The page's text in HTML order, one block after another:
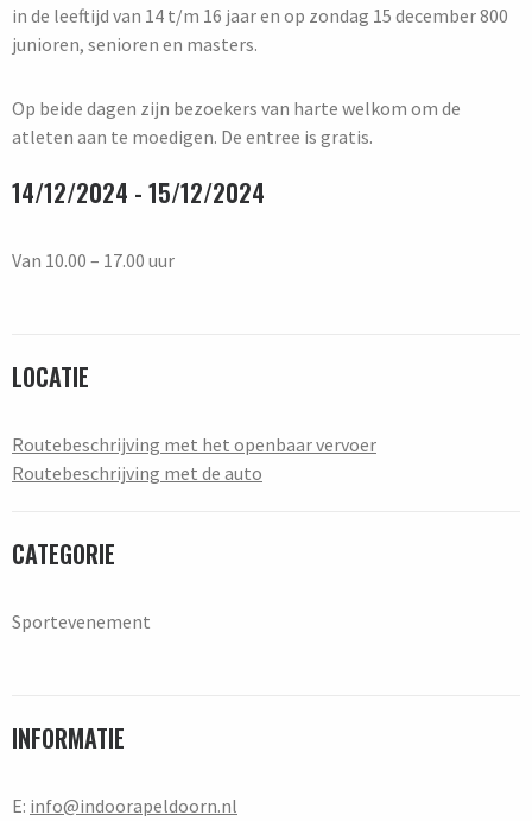
in de leeftijd van 14 t/m 16 jaar en op zondag 15 december 800
junioren, senioren en masters.
Op beide dagen zijn bezoekers van harte welkom om de
atleten aan te moedigen. De entree is gratis.
14/12/2024 - 15/12/2024
Van 10.00 – 17.00 uur
LOCATIE
Routebeschrijving met het openbaar vervoer
Routebeschrijving met de auto
CATEGORIE
Sportevenement
INFORMATIE
E: info@indoorapeldoorn.nl